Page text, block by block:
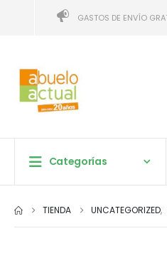
GASTOS DE ENVÍO
Categorías
TIENDA UNCATEGORIZED,